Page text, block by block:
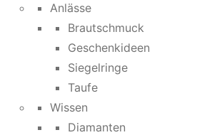
Anlässe
Brautschmuck
Geschenkideen
Siegelringe
Taufe
Wissen
Diamanten